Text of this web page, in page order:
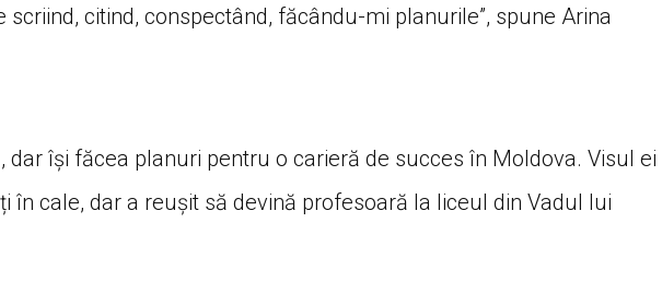
scriind, citind, conspectând, făcându-mi planurile”, spune Arina
dar își făcea planuri pentru o carieră de succes în Moldova. Visul ei
în cale, dar a reușit să devină profesoară la liceul din Vadul lui